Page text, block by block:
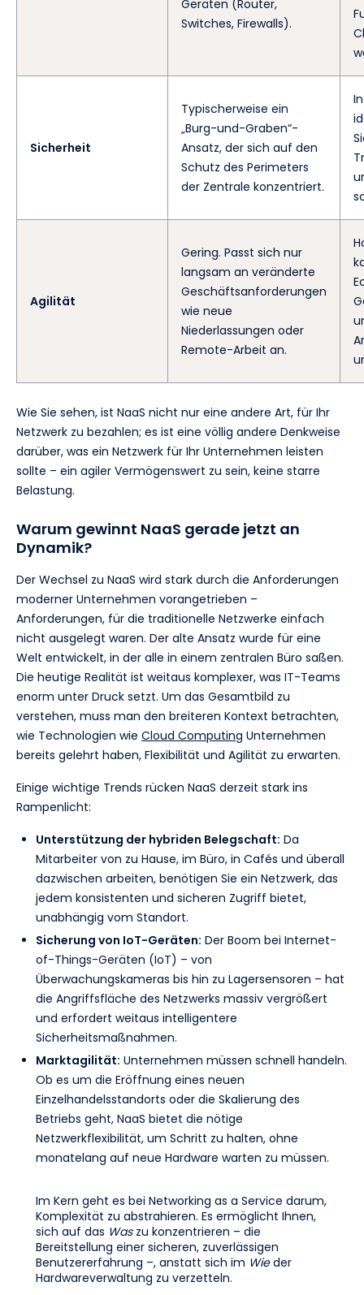
Geräten (Router,
Switches, Firewalls).
Sicherheit
Typischerweise ein
„Burg-und-Graben“-
Ansatz, der sich auf den
Schutz des Perimeters
der Zentrale konzentriert.
Agilität
Gering. Passt sich nur
langsam an veränderte
Geschäftsanforderungen
wie neue
Niederlassungen oder
Remote-Arbeit an.
Wie Sie sehen, ist NaaS nicht nur eine andere Art, für Ihr
Netzwerk zu bezahlen; es ist eine völlig andere Denkweise
darüber, was ein Netzwerk für Ihr Unternehmen leisten
sollte – ein agiler Vermögenswert zu sein, keine starre
Belastung.
Warum gewinnt NaaS gerade jetzt an
Dynamik?
Der Wechsel zu NaaS wird stark durch die Anforderungen
moderner Unternehmen vorangetrieben –
Anforderungen, für die traditionelle Netzwerke einfach
nicht ausgelegt waren. Der alte Ansatz wurde für eine
Welt entwickelt, in der alle in einem zentralen Büro saßen.
Die heutige Realität ist weitaus komplexer, was IT-Teams
enorm unter Druck setzt. Um das Gesamtbild zu
verstehen, muss man den breiteren Kontext betrachten,
wie Technologien wie Cloud Computing Unternehmen
bereits gelehrt haben, Flexibilität und Agilität zu erwarten.
Einige wichtige Trends rücken NaaS derzeit stark ins
Rampenlicht:
Unterstützung der hybriden Belegschaft: Da
Mitarbeiter von zu Hause, im Büro, in Cafés und überall
dazwischen arbeiten, benötigen Sie ein Netzwerk, das
jedem konsistenten und sicheren Zugriff bietet,
unabhängig vom Standort.
Sicherung von IoT-Geräten: Der Boom bei Internet-
of-Things-Geräten (IoT) – von
Überwachungskameras bis hin zu Lagersensoren – hat
die Angriffsfläche des Netzwerks massiv vergrößert
und erfordert weitaus intelligentere
Sicherheitsmaßnahmen.
Marktagilität: Unternehmen müssen schnell handeln.
Ob es um die Eröffnung eines neuen
Einzelhandelsstandorts oder die Skalierung des
Betriebs geht, NaaS bietet die nötige
Netzwerkflexibilität, um Schritt zu halten, ohne
monatelang auf neue Hardware warten zu müssen.
Im Kern geht es bei Networking as a Service darum,
Komplexität zu abstrahieren. Es ermöglicht Ihnen,
sich auf das Waszu konzentrieren – die
Bereitstellung einer sicheren, zuverlässigen
Benutzererfahrung –, anstatt sich im Wieder
Hardwareverwaltung zu verzetteln.